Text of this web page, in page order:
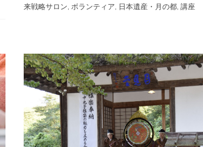
来戦略サロン,ボランティア, 日本遺産・月の都,講座